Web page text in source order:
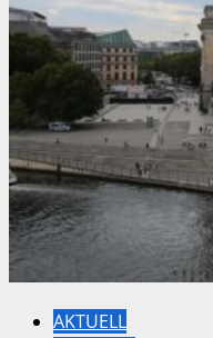
AKTUELL